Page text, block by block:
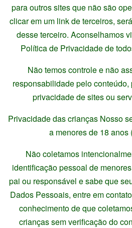
para outros sites que não são
clicar em um link de terceiros,
desse terceiro. Aconselhamos
Política de Privacidade de
Não temos controle e não
responsabilidade pelo
privacidade de sites ou
Privacidade das crianças Nosso
a menores de 18 anos
Não coletamos
identificação pessoal de
pai ou responsável e sabe que
Dados Pessoais, entre em
conhecimento de que
crianças sem verificação do